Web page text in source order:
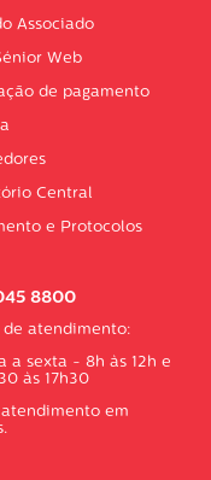
Associado
Web
de pagamento
Central
e Protocolos
8800
de atendimento:
a sexta - 8h às 12h e
às 17h30
atendimento em